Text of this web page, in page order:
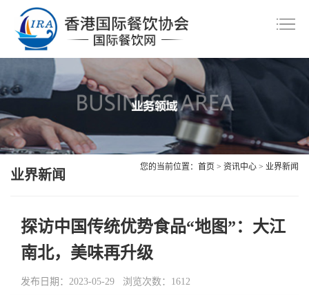
会
介
绍
资
讯
中
会
员
美
业界新闻
您的当前位置： 首页 > 资讯中心 > 业界新闻
探访中国传统优势食品“地图”：大江
南北，美味再升级
发布日期：2023-05-29 浏览次数：1612